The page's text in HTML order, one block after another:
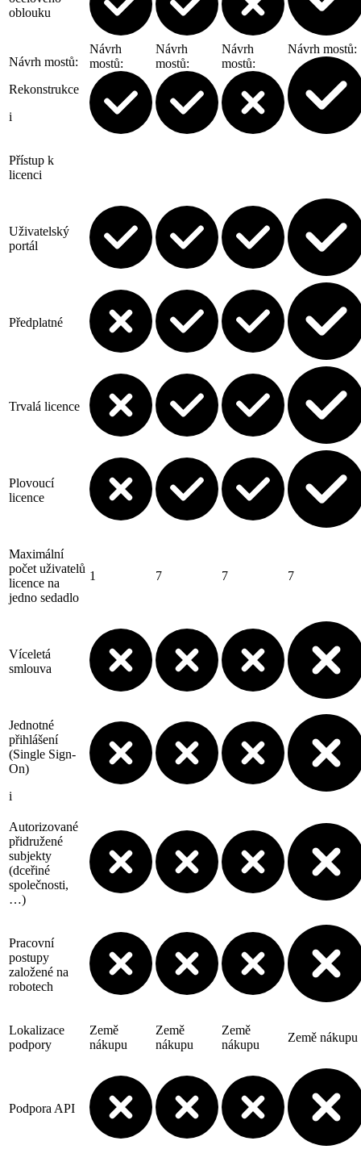
oblouku
Návrh mostů:
Rekonstrukce
i
Návrh
mostů:
Návrh
mostů:
Návrh
mostů:
Návrh mostů:
Přístup k
licenci
Uživatelský
portál
Předplatné
Trvalá licence
Plovoucí
licence
Maximální
počet uživatelů
licence na
jedno sedadlo
1 7 7 7
Víceletá
smlouva
Jednotné
přihlášení
(Single Sign-
On)
i
Autorizované
přidružené
subjekty
(dceřiné
společnosti,
…)
Pracovní
postupy
založené na
robotech
Lokalizace
podpory
Země
nákupu
Země
nákupu
Země
nákupu
Země nákupu
Podpora API